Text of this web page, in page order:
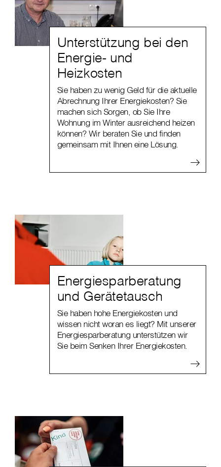
Unterstützung bei den
Energie- und
Heizkosten
Sie haben zu wenig Geld für die aktuelle
Abrechnung Ihrer Energiekosten? Sie
machen sich Sorgen, ob Sie Ihre
Wohnung im Winter ausreichend heizen
können? Wir beraten Sie und finden
gemeinsam mit Ihnen eine Lösung.
Energiesparberatung
und Gerätetausch
Sie haben hohe Energiekosten und
wissen nicht woran es liegt? Mit unserer
Energiesparberatung unterstützen wir
Sie beim Senken Ihrer Energiekosten.